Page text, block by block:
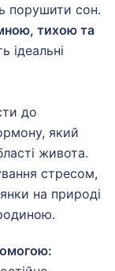
порушити сон.
тихою та
ідеальні
до
який
живота.
стресом,
на природі